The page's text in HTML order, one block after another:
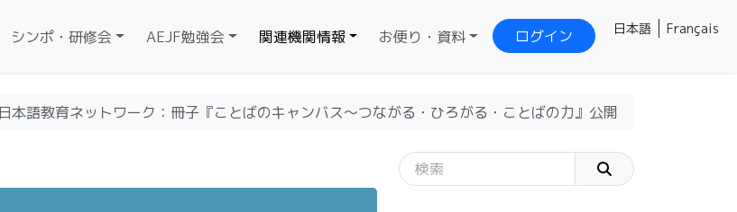
シンポ・研修会 AEJF勉強会 関連機関情報 お便り・資料 ログイン Français
日本語
本語教育ネットワーク：冊子『ことばのキャンバス～つながる・ひろがる・ことばの力』公開